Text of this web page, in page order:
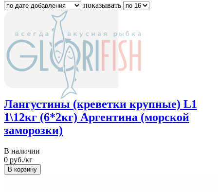
показывать
Лангустины (креветки крупные) L1
1\12кг (6*2кг) Аргентина (морской
заморозки)
В наличии
0 руб./кг